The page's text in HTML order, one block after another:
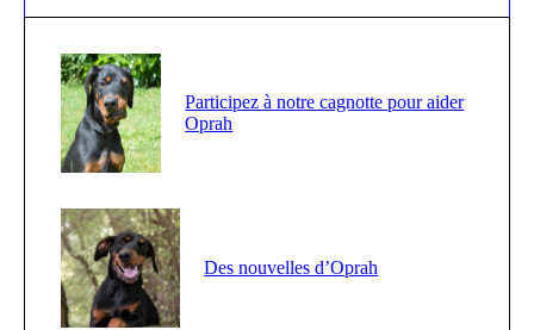
Participez à notre cagnotte pour aider
Oprah
Des nouvelles d’Oprah